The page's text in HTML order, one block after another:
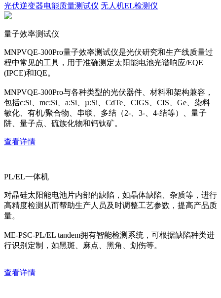
光伏逆变器电能质量测试仪 无人机EL检测仪
量子效率测试仪
MNPVQE-300Pro量子效率测试仪是光伏研究和生产线质量过
程中常见的工具，用于准确测定太阳能电池光谱响应/EQE
(IPCE)和IQE。
MNPVQE-300Pro与各种类型的光伏器件、材料和架构兼容，
包括c:Si、mc:Si、a:Si、µ:Si、CdTe、CIGS、CIS、Ge、染料
敏化、有机/聚合物、串联、多结（2-、3-、4-结等）、量子
阱、量子点、硫族化物和钙钛矿。
查看详情
PL/EL一体机
对晶硅太阳能电池片内部的缺陷，如晶体缺陷、杂质等，进行
高精度检测从而帮助生产人员及时调整工艺参数，提高产品质
量。
ME-PSC-PL/EL tandem拥有智能检测系统，可根据缺陷种类进
行识别定制，如黑斑、麻点、黑角、划伤等。
查看详情